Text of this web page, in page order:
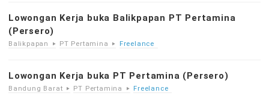
Lowongan Kerja buka Balikpapan PT Pertamina
(Persero)
Balikpapan PT Pertamina Freelance
Lowongan Kerja buka PT Pertamina (Persero)
Bandung Barat PT Pertamina Freelance